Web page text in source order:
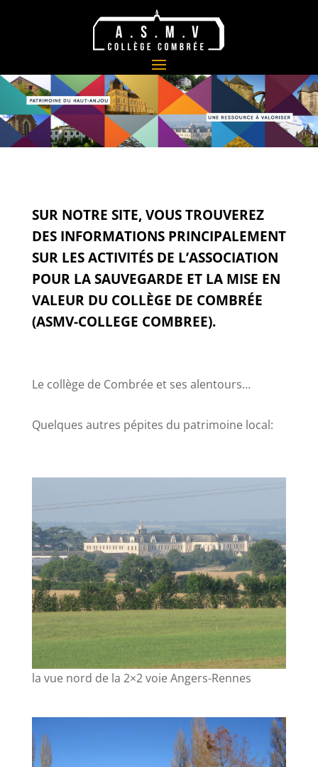
SUR NOTRE SITE, VOUS TROUVEREZ
DES INFORMATIONS PRINCIPALEMENT
SUR LES ACTIVITÉS DE L’ASSOCIATION
POUR LA SAUVEGARDE ET LA MISE EN
VALEUR DU COLLÈGE DE COMBRÉE
(ASMV-COLLEGE COMBREE).
Le collège de Combrée et ses alentours…
Quelques autres pépites du patrimoine local:
la vue nord de la 2×2 voie Angers-Rennes